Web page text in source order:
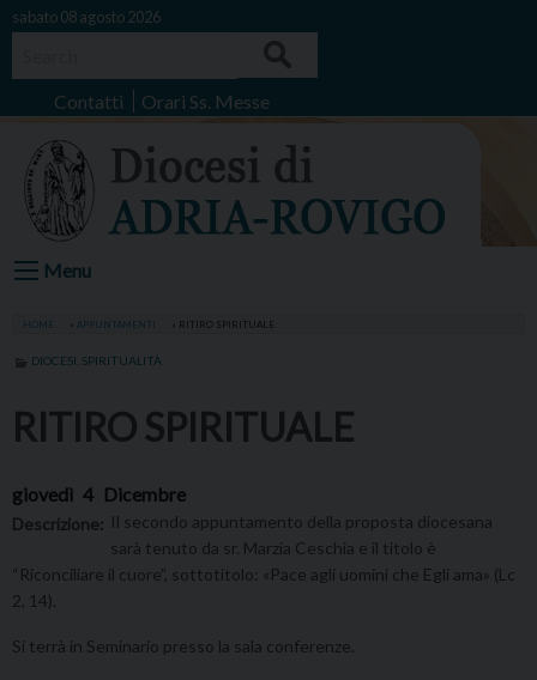
Skip
sabato 08 agosto 2026
Contatti Orari Ss. Messe
Menu
HOME APPUNTAMENTI RITIRO SPIRITUALE
DIOCESI SPIRITUALITÀ
RITIRO SPIRITUALE
giovedì 4 Dicembre
Descrizione: Il secondo appuntamento della proposta diocesana
sarà tenuto da sr. Marzia Ceschia e il titolo è
“Riconciliare il cuore”, sottotitolo: «Pace agli uomini che Egli ama» (Lc
2, 14).
Si terrà in Seminario presso la sala conferenze.